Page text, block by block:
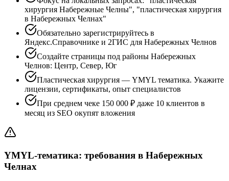
хирургия Набережные Челны", "пластическая хирургия
в Набережных Челнах"
Обязательно зарегистрируйтесь в
Яндекс.Справочнике и 2ГИС для Набережных Челнов
Создайте страницы под районы Набережных
Челнов: Центр, Север, Юг
Пластическая хирургия — YMYL тематика. Укажите
лицензии, сертификаты, опыт специалистов
При среднем чеке 150 000 ₽ даже 10 клиентов в
месяц из SEO окупят вложения
YMYL-тематика: требования в Набережных
Челнах